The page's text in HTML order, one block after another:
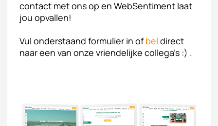
contact met ons op en WebSentiment laat
jou opvallen!
Vul onderstaand formulier in ofbel direct
naar een van onze vriendelijke collega's :) .